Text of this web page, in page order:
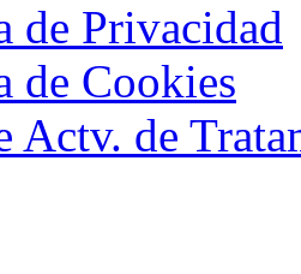
de Privacidad
de Cookies
Actv. de